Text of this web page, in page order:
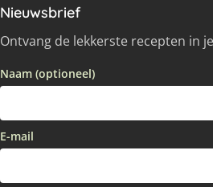
Nieuwsbrief
Ontvang de lekkerste recepten in
Naam (optioneel)
E-mail